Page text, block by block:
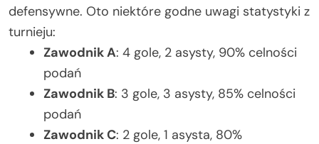
defensywne. Oto niektóre godne uwagi statystyki z
turnieju:
Zawodnik A: 4 gole, 2 asysty, 90% celności
podań
Zawodnik B: 3 gole, 3 asysty, 85% celności
podań
Zawodnik C: 2 gole, 1 asysta, 80%